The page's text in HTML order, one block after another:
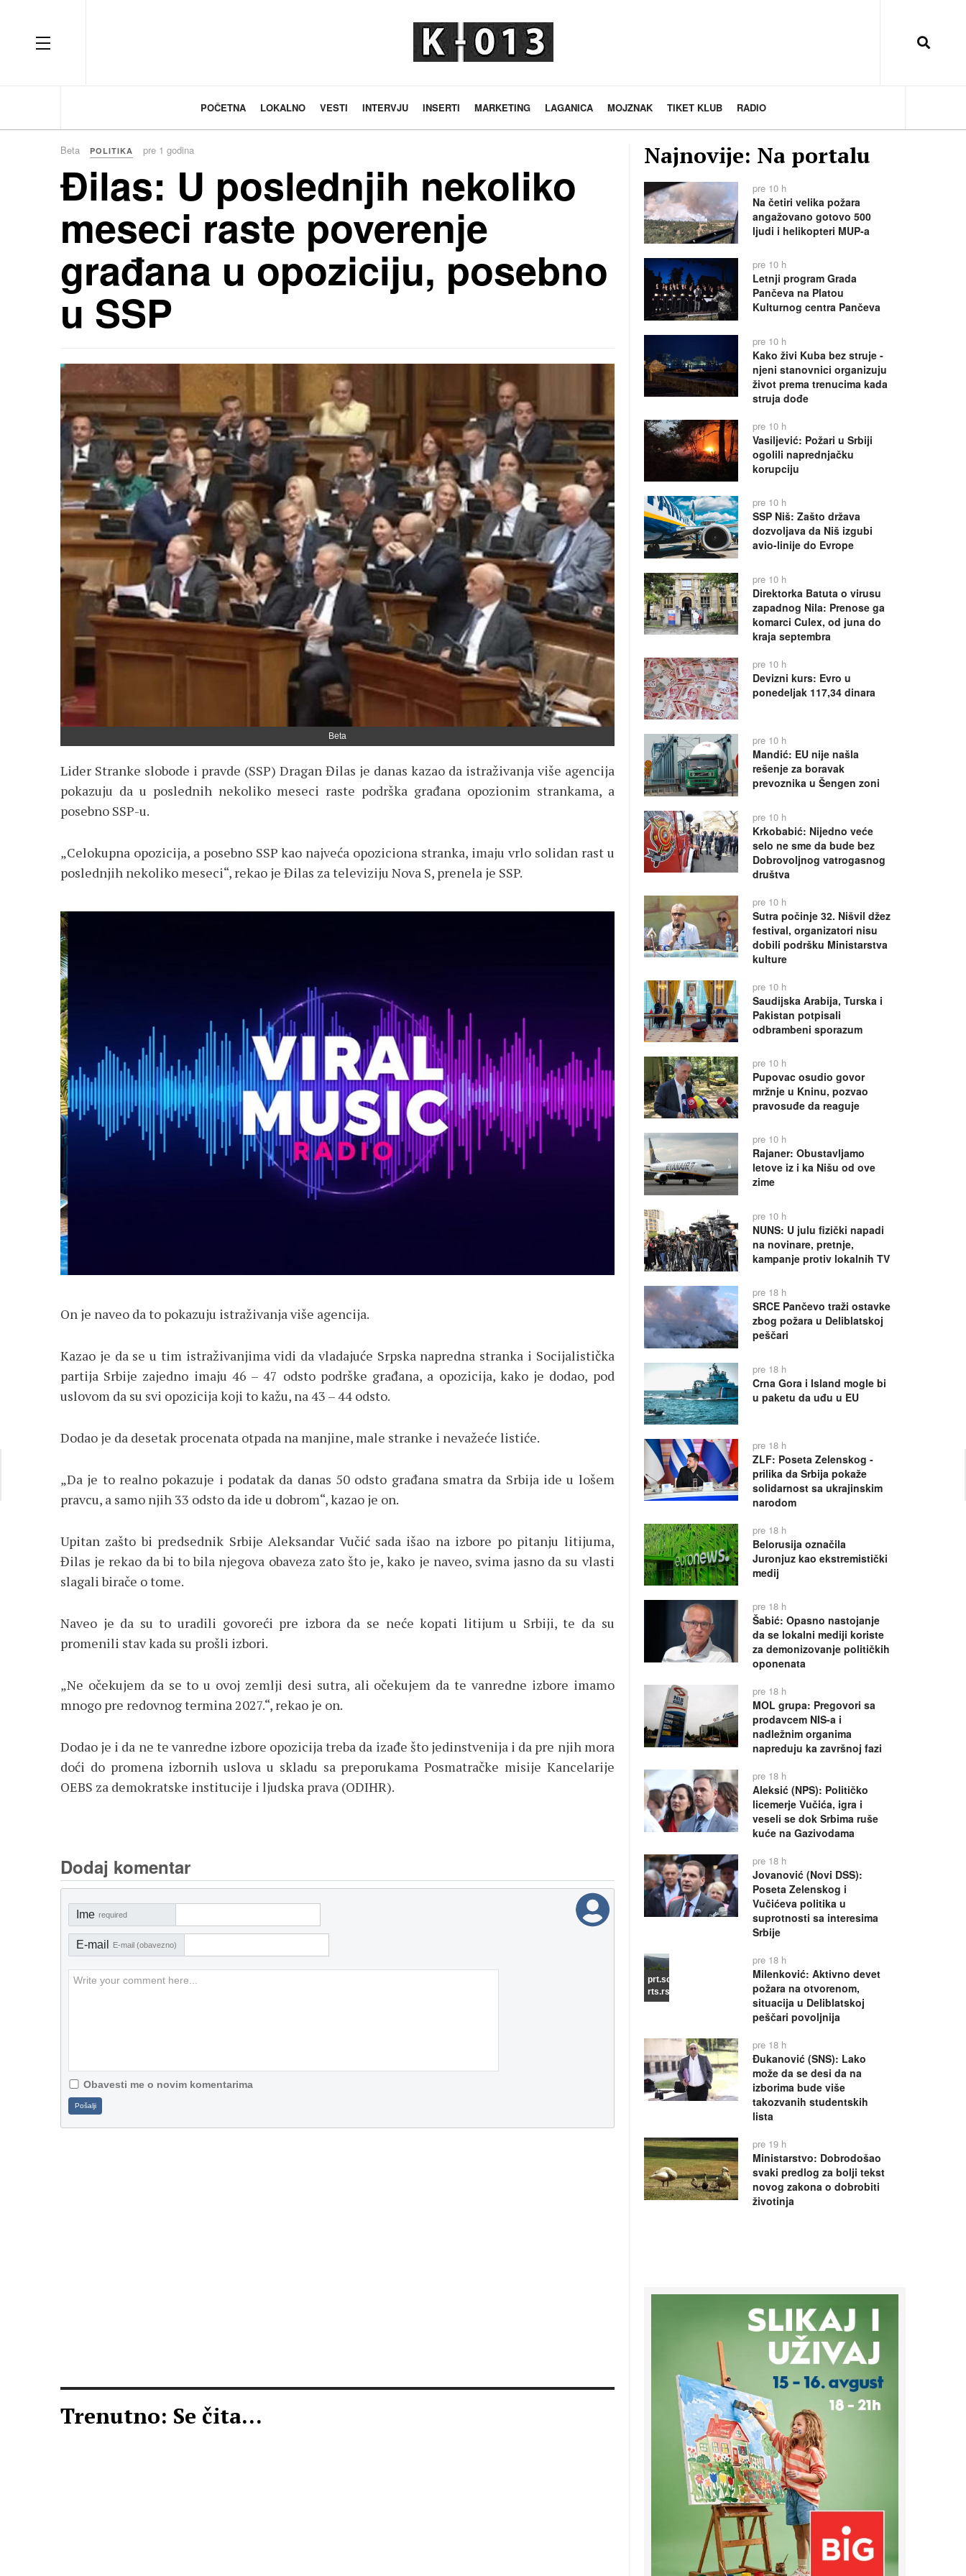
OFF CANVAS
POČETNA LOKALNO VESTI INTERVJU INSERTI MARKETING LAGANICA MOJZNAK TIKET KLUB RADIO
Beta POLITIKA pre 1 godina
Đilas: U poslednjih nekoliko
meseci raste poverenje
građana u opoziciju, posebno
u SSP
Beta
Lider Stranke slobode i pravde (SSP) Dragan Đilas je danas kazao da istraživanja više agencija
pokazuju da u poslednih nekoliko meseci raste podrška građana opozionim strankama, a
posebno SSP-u.
„Celokupna opozicija, a posebno SSP kao najveća opoziciona stranka, imaju vrlo solidan rast u
poslednjih nekoliko meseci“, rekao je Đilas za televiziju Nova S, prenela je SSP.
On je naveo da to pokazuju istraživanja više agencija.
Kazao je da se u tim istraživanjima vidi da vladajuće Srpska napredna stranka i Socijalistička
partija Srbije zajedno imaju 46 – 47 odsto podrške građana, a opozicija, kako je dodao, pod
uslovom da su svi opozicija koji to kažu, na 43 – 44 odsto.
Dodao je da desetak procenata otpada na manjine, male stranke i nevažeće listiće.
„Da je to realno pokazuje i podatak da danas 50 odsto građana smatra da Srbija ide u lošem
pravcu, a samo njih 33 odsto da ide u dobrom“, kazao je on.
Upitan zašto bi predsednik Srbije Aleksandar Vučić sada išao na izbore po pitanju litijuma,
Đilas je rekao da bi to bila njegova obaveza zato što je, kako je naveo, svima jasno da su vlasti
slagali birače o tome.
Naveo je da su to uradili govoreći pre izbora da se neće kopati litijum u Srbiji, te da su
promenili stav kada su prošli izbori.
„Ne očekujem da se to u ovoj zemlji desi sutra, ali očekujem da te vanredne izbore imamo
mnogo pre redovnog termina 2027.“, rekao je on.
Dodao je i da ne te vanredne izbore opozicija treba da izađe što jedinstvenija i da pre njih mora
doći do promena izbornih uslova u skladu sa preporukama Posmatračke misije Kancelarije
OEBS za demokratske institucije i ljudska prava (ODIHR).
Dodaj komentar
Ime required
E-mail E-mail (obavezno)
Obavesti me o novim komentarima
Pošalji
Trenutno: Se čita...
Najnovije: Na portalu
pre 10 h
Na četiri velika požara
angažovano gotovo 500
ljudi i helikopteri MUP-a
pre 10 h
Letnji program Grada
Pančeva na Platou
Kulturnog centra Pančeva
pre 10 h
Kako živi Kuba bez struje -
njeni stanovnici organizuju
život prema trenucima kada
struja dođe
pre 10 h
Vasiljević: Požari u Srbiji
ogolili naprednjačku
korupciju
pre 10 h
SSP Niš: Zašto država
dozvoljava da Niš izgubi
avio-linije do Evrope
pre 10 h
Direktorka Batuta o virusu
zapadnog Nila: Prenose ga
komarci Culex, od juna do
kraja septembra
pre 10 h
Devizni kurs: Evro u
ponedeljak 117,34 dinara
pre 10 h
Mandić: EU nije našla
rešenje za boravak
prevoznika u Šengen zoni
pre 10 h
Krkobabić: Nijedno veće
selo ne sme da bude bez
Dobrovoljnog vatrogasnog
društva
pre 10 h
Sutra počinje 32. Nišvil džez
festival, organizatori nisu
dobili podršku Ministarstva
kulture
pre 10 h
Saudijska Arabija, Turska i
Pakistan potpisali
odbrambeni sporazum
pre 10 h
Pupovac osudio govor
mržnje u Kninu, pozvao
pravosuđe da reaguje
pre 10 h
Rajaner: Obustavljamo
letove iz i ka Nišu od ove
zime
pre 10 h
NUNS: U julu fizički napadi
na novinare, pretnje,
kampanje protiv lokalnih TV
pre 18 h
SRCE Pančevo traži ostavke
zbog požara u Deliblatskoj
peščari
pre 18 h
Crna Gora i Island mogle bi
u paketu da uđu u EU
pre 18 h
ZLF: Poseta Zelenskog -
prilika da Srbija pokaže
solidarnost sa ukrajinskim
narodom
pre 18 h
Belorusija označila
Juronjuz kao ekstremistički
medij
pre 18 h
Šabić: Opasno nastojanje
da se lokalni mediji koriste
za demonizovanje političkih
oponenata
pre 18 h
MOL grupa: Pregovori sa
prodavcem NIS-a i
nadležnim organima
napreduju ka završnoj fazi
pre 18 h
Aleksić (NPS): Političko
licemerje Vučića, igra i
veseli se dok Srbima ruše
kuće na Gazivodama
pre 18 h
Jovanović (Novi DSS):
Poseta Zelenskog i
Vučićeva politika u
suprotnosti sa interesima
Srbije
prt.scr
rts.rs
pre 18 h
Milenković: Aktivno devet
požara na otvorenom,
situacija u Deliblatskoj
peščari povoljnija
pre 18 h
Đukanović (SNS): Lako
može da se desi da na
izborima bude više
takozvanih studentskih
lista
pre 19 h
Ministarstvo: Dobrodošao
svaki predlog za bolji tekst
novog zakona o dobrobiti
životinja